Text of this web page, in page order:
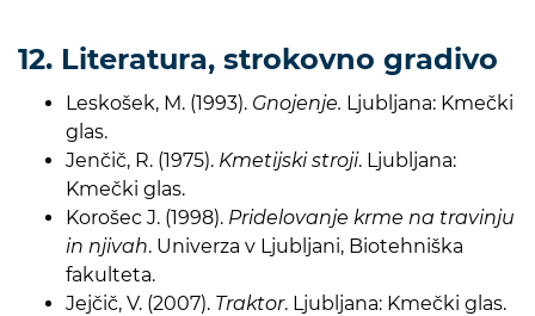
12. Literatura, strokovno gradivo
Leskošek, M. (1993). Gnojenje. Ljubljana: Kmečki
glas.
Jenčič, R. (1975). Kmetijski stroji. Ljubljana:
Kmečki glas.
Korošec J. (1998). Pridelovanje krme na travinju
in njivah. Univerza v Ljubljani, Biotehniška
fakulteta.
Jejčič, V. (2007). Traktor. Ljubljana: Kmečki glas.